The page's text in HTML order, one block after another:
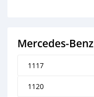
Mercedes‒Benz
1117
1120